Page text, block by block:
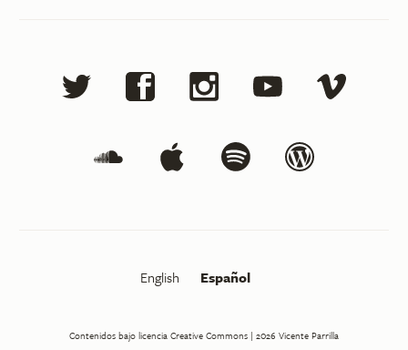
English Español
Contenidos bajo licencia Creative Commons| 2026 Vicente Parrilla